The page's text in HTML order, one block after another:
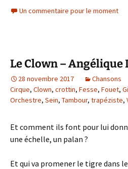
Un commentaire pour le moment
Le Clown – Angélique
28 novembre 2017 Chansons
Cirque, Clown, crottin, Fesse, Fouet,
Orchestre, Sein, Tambour, trapéziste,
Et comment ils font pour lui
une échelle, un palan ?
Et qui va promener le tigre dans